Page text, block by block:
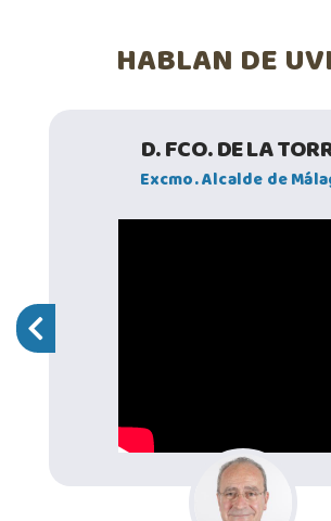
HABLAN DE
D. FCO. DE LA
Excmo. Alcalde de